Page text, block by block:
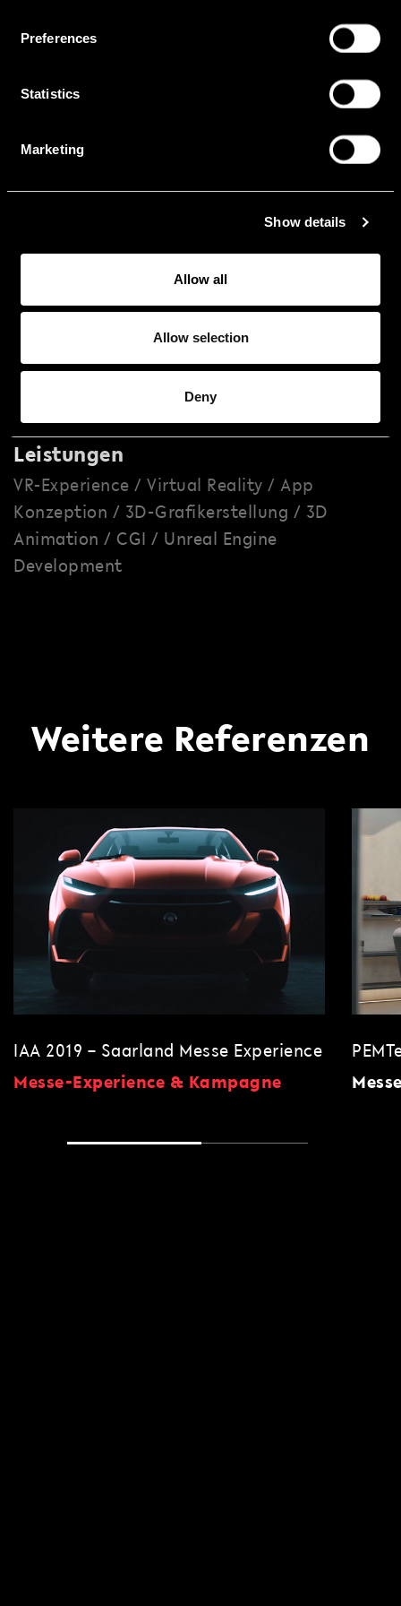
Preferences
Statistics
Marketing
Show details
Allow all
Allow selection
Deny
Plattform
Tools
2018
Leistungen
VR-Experience / Virtual Reality / App
Konzeption / 3D-Grafikerstellung / 3D
Animation / CGI / Unreal Engine
Development
Weitere Referenzen
IAA 2019 – Saarland Messe Experience
Messe-Experience & Kampagne